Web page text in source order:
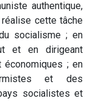
authentique,
cette tâche
socialisme ; en
et en dirigeant
; en
et des
socialistes et